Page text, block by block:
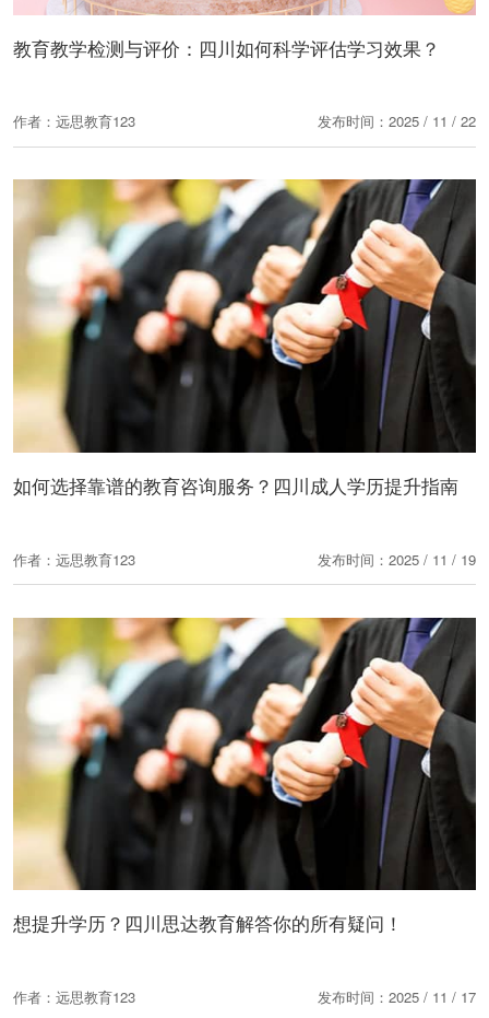
教育教学检测与评价：四川如何科学评估学习效果？
作者：远思教育123 发布时间：2025 / 11 / 22
如何选择靠谱的教育咨询服务？四川成人学历提升指南
作者：远思教育123 发布时间：2025 / 11 / 19
想提升学历？四川思达教育解答你的所有疑问！
作者：远思教育123 发布时间：2025 / 11 / 17